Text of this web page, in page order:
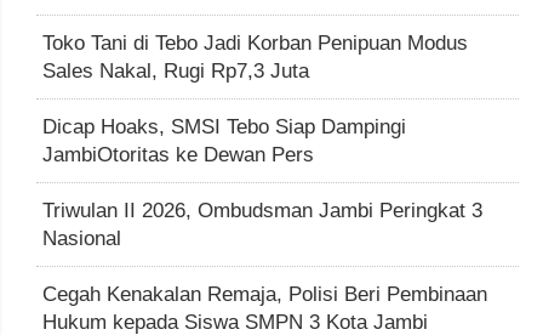
Toko Tani di Tebo Jadi Korban Penipuan Modus
Sales Nakal, Rugi Rp7,3 Juta
Dicap Hoaks, SMSI Tebo Siap Dampingi
JambiOtoritas ke Dewan Pers
Triwulan II 2026, Ombudsman Jambi Peringkat 3
Nasional
Cegah Kenakalan Remaja, Polisi Beri Pembinaan
Hukum kepada Siswa SMPN 3 Kota Jambi